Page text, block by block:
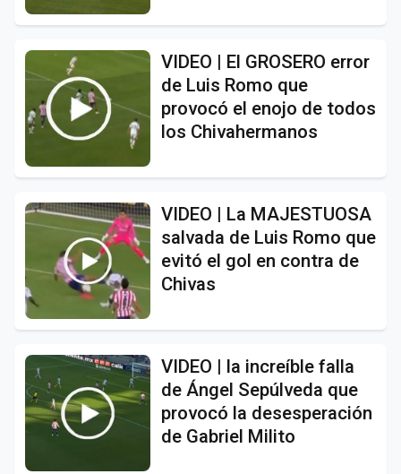
VIDEO | El GROSERO error
de Luis Romo que
provocó el enojo de todos
los Chivahermanos
VIDEO | La MAJESTUOSA
salvada de Luis Romo que
evitó el gol en contra de
Chivas
VIDEO | la increíble falla
de Ángel Sepúlveda que
provocó la desesperación
de Gabriel Milito